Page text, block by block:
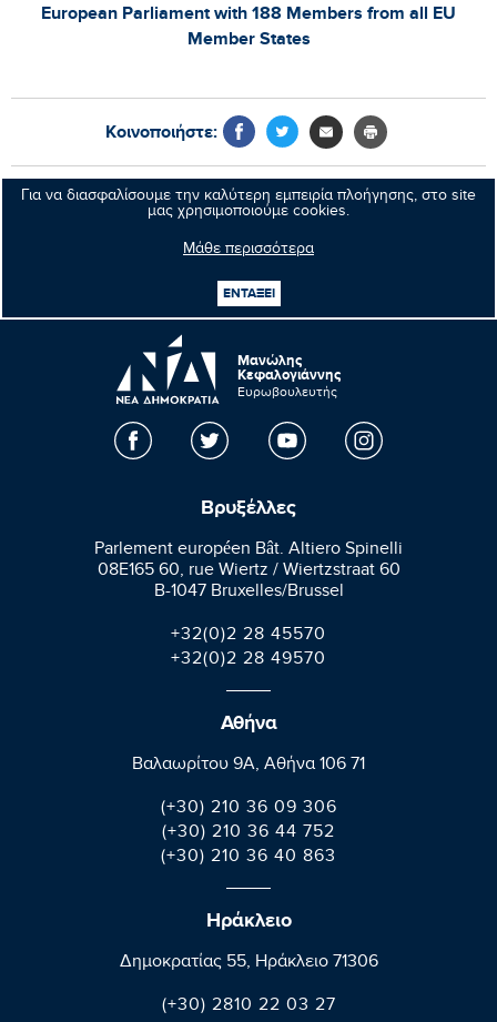
Για να διασφαλίσουμε την καλύτερη εμπειρία πλοήγησης, στο site
μας χρησιμοποιούμε cookies.
Μάθε περισσότερα
ΕΝΤΑΞΕΙ
European Parliament with 188 Members from all EU
Member States
Κοινοποιήστε:
Προηγούμενο νέο
Επόμενο νέο
Μανώλης
Κεφαλογιάννης
Ευρωβουλευτής
Βρυξέλλες
Parlement européen Bât. Altiero Spinelli
08E165 60, rue Wiertz / Wiertzstraat 60
B-1047 Bruxelles/Brussel
+32(0)2 28 45570
+32(0)2 28 49570
Αθήνα
Βαλαωρίτου 9A, Aθήνα 106 71
(+30) 210 36 09 306
(+30) 210 36 44 752
(+30) 210 36 40 863
Ηράκλειο
Δημοκρατίας 55, Ηράκλειο 71306
(+30) 2810 22 03 27